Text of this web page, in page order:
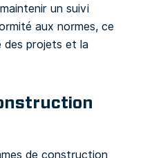
un suivi
aux normes, ce
des projets et la